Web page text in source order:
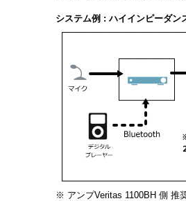
システム例 : ハイインピーダン
※ アンプVeritas 1100BH 側 推